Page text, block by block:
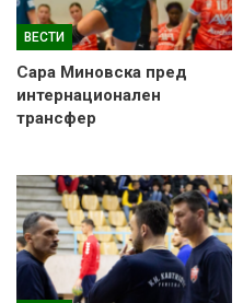
ВЕСТИ
Сара Миновска пред
интернационален
трансфер